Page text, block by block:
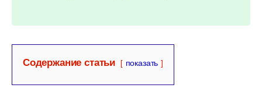
Содержание статьи показать